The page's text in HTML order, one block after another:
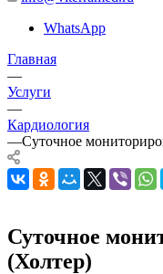
WhatsApp
Главная
—
Услуги
—
Кардиология
—Суточное
Суточное
(Холтер)